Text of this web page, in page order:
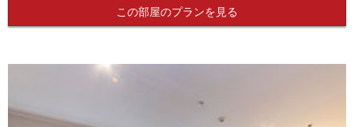
この部屋のプランを見る